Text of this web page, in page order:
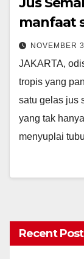
manfaat
NOVEMBER
JAKARTA,
tropis yang
satu gelas jus
yang tak
menyuplai
Recent